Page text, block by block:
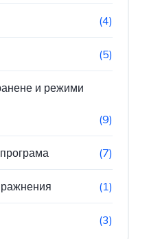
(4)
(5)
и режими
(9)
(7)
(1)
(3)